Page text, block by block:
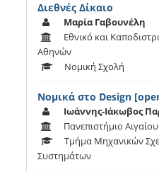
Διεθνές Δίκαιο
Μαρία Γαβουνέλη
Εθνικό και
Αθηνών
Νομική Σχολή
Νομικά στο Design
Ιωάννης-Ιάκωβος
Πανεπιστήμιο Αιγαίου
Τμήμα Μηχανικών
Συστημάτων